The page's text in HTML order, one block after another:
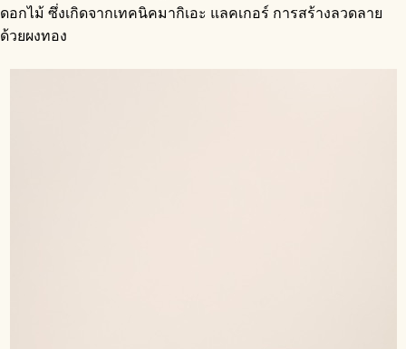
ดอกไม้ ซึ่งเกิดจากเทคนิคมากิเอะ แลคเกอร์ การสร้างลวดลาย
ด้วยผงทอง